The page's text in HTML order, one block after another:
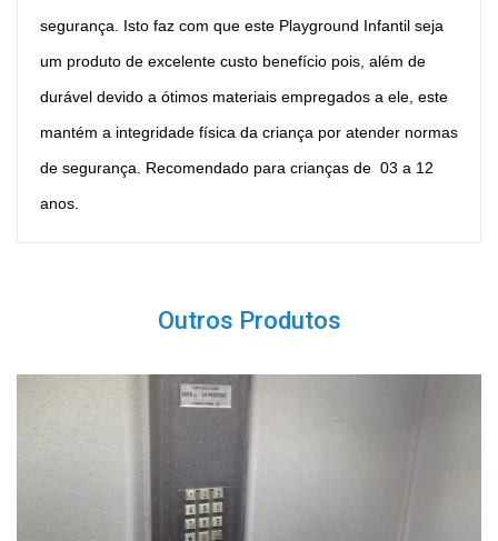
segurança. Isto faz com que este Playground Infantil seja
um produto de excelente custo benefício pois, além de
durável devido a ótimos materiais empregados a ele, este
mantém a integridade física da criança por atender normas
de segurança. Recomendado para crianças de 03 a 12
anos.
Outros Produtos